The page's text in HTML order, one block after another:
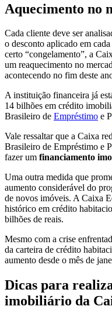
Aquecimento no
Cada cliente deve ser
o desconto aplicado em
certo “congelamento”, a
um reaquecimento no
acontecendo no fim deste
A instituição financeira já
14 bilhões em crédito
Brasileiro de Empréstimo e
Vale ressaltar que a Caixa
Brasileiro de Empréstimo e
fazer um financiamento
Uma outra medida que
aumento considerável do
de novos imóveis. A Caixa
histórico em crédito
bilhões de reais.
Mesmo com a crise
da carteira de crédito
aumento desde o mês de
Dicas para
imobiliário da